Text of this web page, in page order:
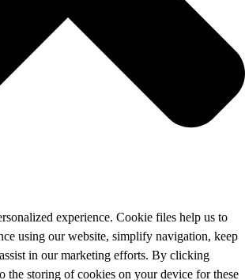
experience. Cookie files help us to
using our website, simplify navigation, keep
in our marketing efforts. By clicking
the storing of cookies on your device for these